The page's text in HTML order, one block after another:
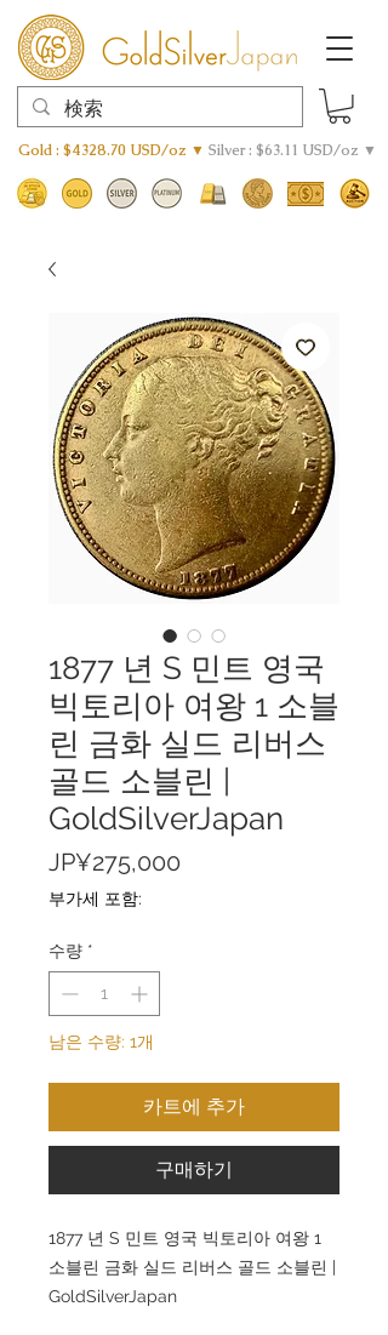
Gold : $4328.70 USD/oz ▼ Silver : $63.11 USD/oz ▼
1877 년 S 민트 영국
빅토리아 여왕 1 소블
린 금화 실드 리버스
골드 소블린 |
GoldSilverJapan
JP¥275,000
부가세 포함:
수량 *
남은 수량: 1개
카트에 추가
구매하기
1877 년 S 민트 영국 빅토리아 여왕 1
소블린 금화 실드 리버스 골드 소블린 |
GoldSilverJapan